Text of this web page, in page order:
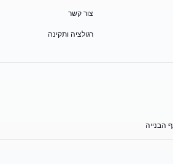
צור קשר
רגולציה ותקינה